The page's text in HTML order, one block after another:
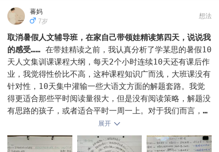
这三个需求，没有一个是靠“方法”本身能给的。如果关系
是堵着的，你讲道理他听不见，你定规矩他不遵守——不是
方法不对，是通道没开。
内驱力不是培养出来的，是在安全的关系里长出来的。
孩子从出生就有内驱力——饿了会哭、困了会闹、学走路摔
了再起。我们从来没“培养”出这些东西，我们只是把它们
弄丢了。修复关系，本质上不是“给孩子制造动力”，是“把
高考总结：
1.思维太灵活不利于高考，想要高分，学校不错的情况
是有套路的。
2.写字一定要好。
我们家娃第一点没做到，做到的同学都比一模涨了几十分。
学校给背诵的英语文段偏中式，我没让背，因为觉得学习是
一辈子的事情，不要把习惯养坏了。第二点她也做得不太
好，字算比较好看，但在高考中不算突出那种。
对于这个成绩，娃当然有点小遗憾，但持续时间就一小会，
毕竟投入没有太多。
蕃妈
7岁
想法
取消暑假人文辅导班，在家自己带领娃精读第四天，说说我
的感受…… 在带娃精读之前，我认真分析了学某思的暑假10
天人文集训课课程大纲，每天2个小时连续10天还有课后作
业，我觉得性价比不高，这种课程知识广而浅，大班课没有
针对性，10天集中灌输一些大语文方面的解题套路。我觉
得更适合那些平时阅读量很大，但是没有阅读策略，解题没
有思路的孩子，或者适合平时一周一上。对于我们而言，暑
假期间先保证大量时间沉浸式阅读，然后再针对孩子最感兴
趣的一套书精读吃透可能会更好。
这个暑假除了孩子每日泛读他喜欢的书以外，我们选择了罗
展开